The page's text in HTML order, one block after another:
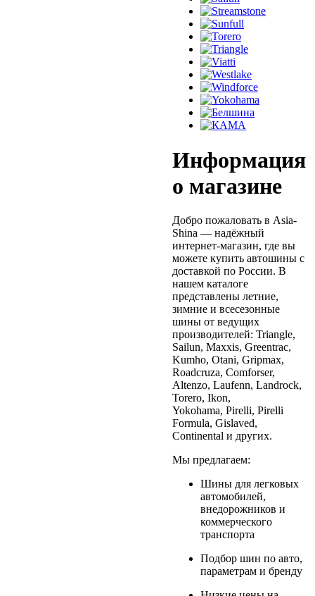
Информация
о магазине
Добро пожаловать в Asia-
Shina — надёжный
интернет-магазин, где вы
можете купить автошины с
доставкой по России. В
нашем каталоге
представлены летние,
зимние и всесезонные
шины от ведущих
производителей: Triangle,
Sailun, Maxxis, Greentrac,
Kumho, Otani, Gripmax,
Roadcruza, Comforser,
Altenzo, Laufenn, Landrock,
Torero, Ikon,
Yokohama, Pirelli, Pirelli
Formula, Gislaved,
Continental и других.
Мы предлагаем:
Шины для легковых
автомобилей,
внедорожников и
коммерческого
транспорта
Подбор шин по авто,
параметрам и бренду